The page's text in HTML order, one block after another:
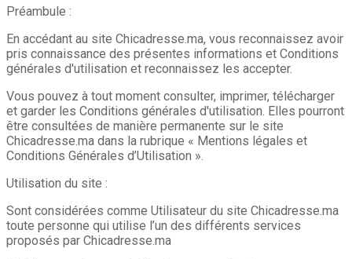
Préambule :
En accédant au site Chicadresse.ma, vous reconnaissez avoir
pris connaissance des présentes informations et Conditions
générales d'utilisation et reconnaissez les accepter.
Vous pouvez à tout moment consulter, imprimer, télécharger
et garder les Conditions générales d'utilisation. Elles pourront
être consultées de manière permanente sur le site
Chicadresse.ma dans la rubrique « Mentions légales et
Conditions Générales d’Utilisation ».
Utilisation du site :
Sont considérées comme Utilisateur du site Chicadresse.ma
toute personne qui utilise l’un des différents services
proposés par Chicadresse.ma